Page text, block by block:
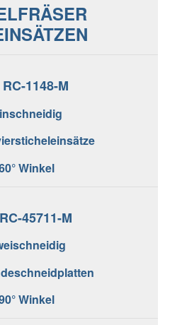
1148-M
Winkel
45711-M
Winkel